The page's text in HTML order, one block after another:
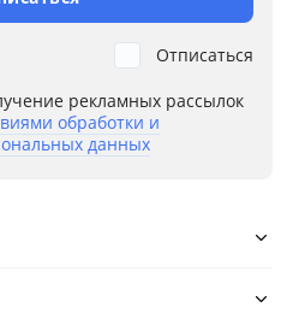
рекламных рассылок
обработки и
данных
Отписаться